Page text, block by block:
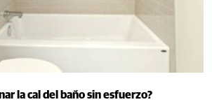
la cal del baño sin esfuerzo?